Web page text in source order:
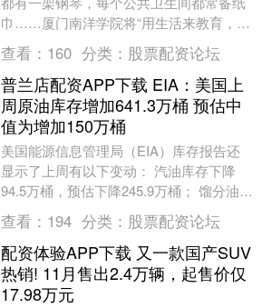
巾……厦门南洋学院将“用生活来教育，为
生活而教育”的理念融进了师生日常生活细
节里，更将....
查看： 160 分类： 股票配资论坛
普兰店配资APP下载 EIA：美国上
周原油库存增加641.3万桶 预估中
值为增加150万桶
美国能源信息管理局（EIA）库存报告还
显示了上周有以下变动： 汽油库存下降
94.5万桶，预估下降245.9万桶； 馏分油库
存下降63.7万桶，预估下降138.7....
查看： 194 分类： 股票配资论坛
配资体验APP下载 又一款国产SUV
热销! 11月售出2.4万辆，起售价仅
17.98万元